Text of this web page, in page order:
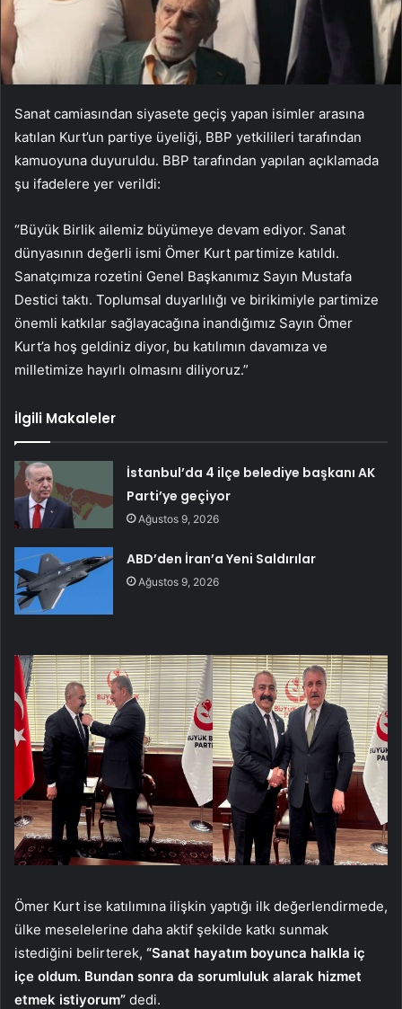
Sanat camiasından siyasete geçiş yapan isimler arasına
katılan Kurt’un partiye üyeliği, BBP yetkilileri tarafından
kamuoyuna duyuruldu. BBP tarafından yapılan açıklamada
şu ifadelere yer verildi:
“Büyük Birlik ailemiz büyümeye devam ediyor. Sanat
dünyasının değerli ismi Ömer Kurt partimize katıldı.
Sanatçımıza rozetini Genel Başkanımız Sayın Mustafa
Destici taktı. Toplumsal duyarlılığı ve birikimiyle partimize
önemli katkılar sağlayacağına inandığımız Sayın Ömer
Kurt’a hoş geldiniz diyor, bu katılımın davamıza ve
milletimize hayırlı olmasını diliyoruz.”
İlgili Makaleler
İstanbul’da 4 ilçe belediye başkanı AK
Parti’ye geçiyor
Ağustos 9, 2026
ABD’den İran’a Yeni Saldırılar
Ağustos 9, 2026
Ömer Kurt ise katılımına ilişkin yaptığı ilk değerlendirmede,
ülke meselelerine daha aktif şekilde katkı sunmak
istediğini belirterek, “Sanat hayatım boyunca halkla iç
içe oldum. Bundan sonra da sorumluluk alarak hizmet
etmek istiyorum” dedi.